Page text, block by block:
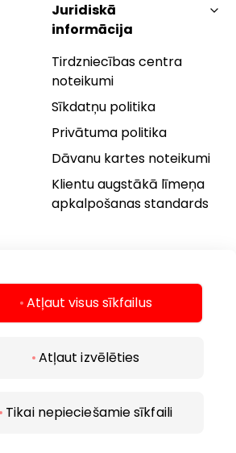
Atļaut visus sīkfailus
Atļaut izvēlēties
Tikai nepieciešamie sīkfaili
Juridiskā
informācija
Tirdzniecības centra
noteikumi
Sīkdatņu politika
Privātuma politika
Dāvanu kartes noteikumi
Klientu augstākā līmeņa
apkalpošanas standards